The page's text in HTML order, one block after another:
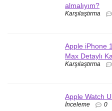
almalıyım?
Karşılaştırma
Apple iPhone
Max Detaylı
Karşılaştırma
Apple Watch
İnceleme 0